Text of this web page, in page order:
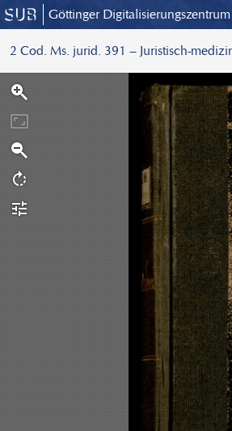
Göttinger Digitalisierungszentrum
2 Cod. Ms. jurid. 391 – Juristisch-